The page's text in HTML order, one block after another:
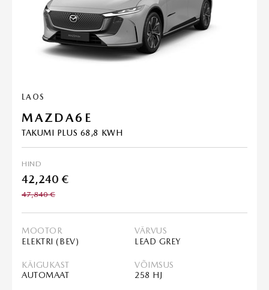
LAOS
MAZDA6E
TAKUMI PLUS 68,8 KWH
HIND
42,240 €
47,840 €
MOOTOR
ELEKTRI (BEV)
VÄRVUS
LEAD GREY
KÄIGUKAST
AUTOMAAT
VÕIMSUS
258 HJ